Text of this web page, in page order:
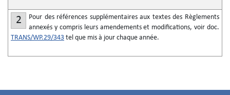
2
Pour des références supplémentaires aux textes des Règlements
annexés y compris leurs amendements et modifications, voir doc.
TRANS/WP.29/343 tel que mis à jour chaque année.